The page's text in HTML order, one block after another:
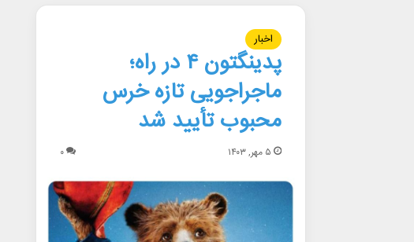
اخبار
پدینگتون ۴ در راه؛
ماجراجویی تازه خرس
محبوب تأیید شد
۵ مهر, ۱۴۰۳ ۰